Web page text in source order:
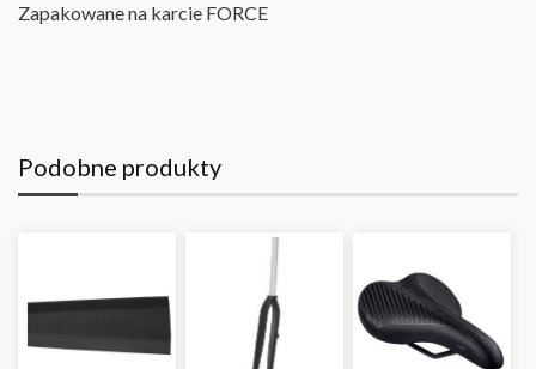
Zapakowane na karcie FORCE
Podobne produkty